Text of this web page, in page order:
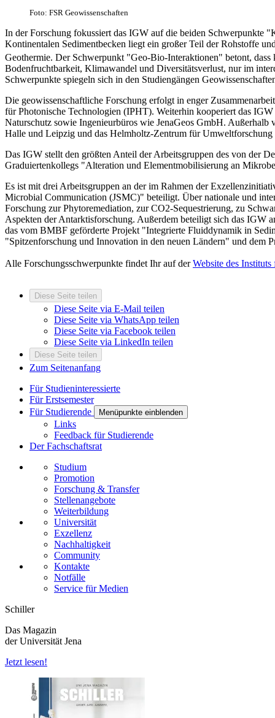
Foto: FSR Geowissenschaften
In der Forschung fokussiert das IGW auf die beiden
Kontinentalen Sedimentbecken liegt ein großer Teil der Rohstoffe
Geothermie. Der Schwerpunkt "Geo-Bio-Interaktionen" betont,
Bodenfruchtbarkeit, Klimawandel und Diversitätsverlust, nur im
Schwerpunkte spiegeln sich in den Studiengängen
Die geowissenschaftliche Forschung erfolgt in enger
für Photonische Technologien (IPHT). Weiterhin kooperiert das
Naturschutz sowie Ingenieurbüros wie JenaGeos GmbH.
Halle und Leipzig und das Helmholtz-Zentrum für
Das IGW stellt den größten Anteil der Arbeitsgruppen des von der
Graduiertenkollegs "Alteration und Element­mobilisierung an
Es ist mit drei Arbeitsgruppen an der im Rahmen der
Microbial Communication (JSMC)" beteiligt. Über nationale und
Forschung zur Phytoremediation, zur CO2-Sequestrierung, zu
Aspekten der Antarktisforschung. Außerdem beteiligt sich das IGW
das vom BMBF geförderte Projekt "Integrierte Fluiddynamik in
"Spitzenforschung und Innovation in den neuen Ländern" und dem
Alle Forschungsschwerpunkte findet Ihr auf derWebsite des
Diese Seite teilen
Diese Seite via E-Mail teilen
Diese Seite via WhatsApp teilen
Diese Seite via Facebook teilen
Diese Seite via LinkedIn teilen
Diese Seite teilen
Zum Seitenanfang
Für Studieninteressierte
Für Erstsemester
Für Studierende
Menüpunkte einblenden
Links
Feedback für Studierende
Der Fachschaftsrat
Studium
Promotion
Forschung & Transfer
Stellenangebote
Weiterbildung
Universität
Exzellenz
Nachhaltigkeit
Community
Kontakte
Notfälle
Service für Medien
Schiller
Das Magazin
der Universität Jena
Jetzt lesen!